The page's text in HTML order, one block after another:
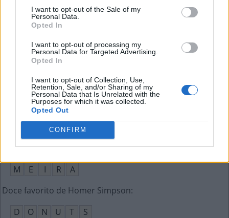
I want to opt-out of the Sale of my
Personal Data.
Opted In
I want to opt-out of processing my
Personal Data for Targeted Advertising.
Opted In
I want to opt-out of Collection, Use,
Retention, Sale, and/or Sharing of my
Personal Data that Is Unrelated with the
Purposes for which it was collected.
Opted Out
CONFIRM
Volkswagen:
W
Moeda brasileira criada em 1994
E A
L
Sala de entrada (ing.):
L
Tarcísio __, famoso galã de novelas:
M
E I R
A
Doce favorito de Homer Simpson:
D
O N U T
S